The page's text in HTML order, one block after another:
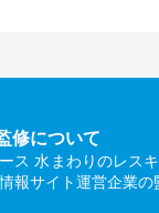
修について
ス 水まわりのレス
報サイト運営企業の